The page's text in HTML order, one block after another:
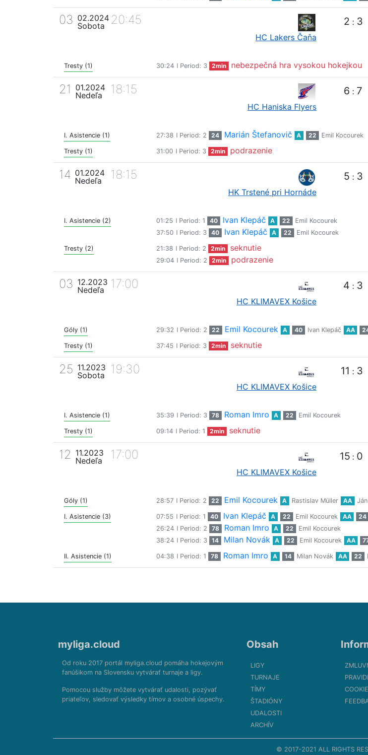
03 02.2024
Sobota
20:45
HC Lakers Čaňa
2 : 3
Tresty (1) 30:24 I Period: 3 2min nebezpečná hra vysokou hokejkou
21
01.2024
Nedeľa
18:15
HC Haniska Flyers
6 : 7
I. Asistencie (1) 27:38 I Period: 2 24 Marián Štefanovič A 22 Emil Kocourek
Tresty (1) 31:00 I Period: 3 2min podrazenie
14 01.2024
Nedeľa
18:15
HK Trstené pri Hornáde
5 : 3
I. Asistencie (2) 01:25 I Period: 1 40 Ivan Klepáč A 22
Emil Kocourek
37:50 I Period: 3 40 Ivan Klepáč A 22 Emil Kocourek
Tresty (2) 21:38 I Period: 2 2min seknutie
29:04 I Period: 2 2min podrazenie
03 12.2023
Nedeľa
17:00
HC KLIMAVEX Košice
4 : 3
Góly (1) 29:32 I Period: 2 22 Emil Kocourek A 40 Ivan Klepáč AA
Tresty (1) 37:45 I Period: 3 2min seknutie
25 11.2023
Sobota
19:30
HC KLIMAVEX Košice
11 : 3
I. Asistencie (1) 35:39 I Period: 3 78 Roman Imro A 22 Emil Kocourek
Tresty (1) 09:14 I Period: 1 2min seknutie
12 11.2023
Nedeľa
17:00
HC KLIMAVEX Košice
15 : 0
Góly (1) 28:57 I Period: 2 22 Emil Kocourek A Rastislav Müller AA
I. Asistencie (3) 07:55 I Period: 1 40 Ivan Klepáč A 22 Emil Kocourek AA 24
26:24 I Period: 2 78 Roman Imro A 22
Emil Kocourek
38:24 I Period: 3 14 Milan Novák A 22 Emil Kocourek AA
II. Asistencie (1) 04:38 I Period: 1 78 Roman Imro A 14 Milan Novák AA 22
myliga.cloud
Od roku 2017 portál myliga.cloud pomáha hokejovým
fanúšikom na Slovensku vytvárať turnaje a ligy.
Pomocou služby môžete vytvárať udalosti, pozývať
priateľov, sledovať výsledky tímov a osobné úspechy.
Obsah
LIGY
TURNAJE
TÍMY
ŠTADIÓNY
UDALOSTI
ARCHÍV
© 2017-2021 ALL RIGHTS